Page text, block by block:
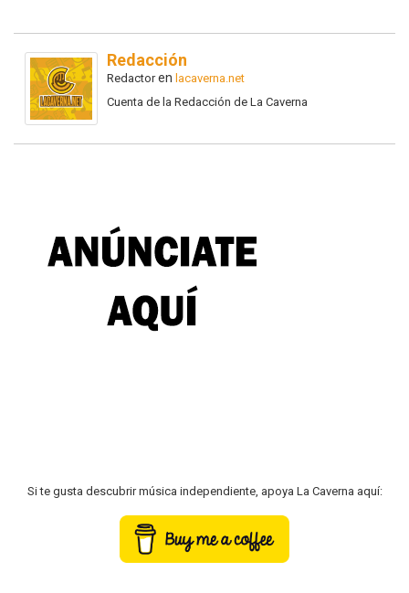
Redacción
Redactoren lacaverna.net
Cuenta de la Redacción de La Caverna
Si te gusta descubrir música independiente, apoya La Caverna aquí: